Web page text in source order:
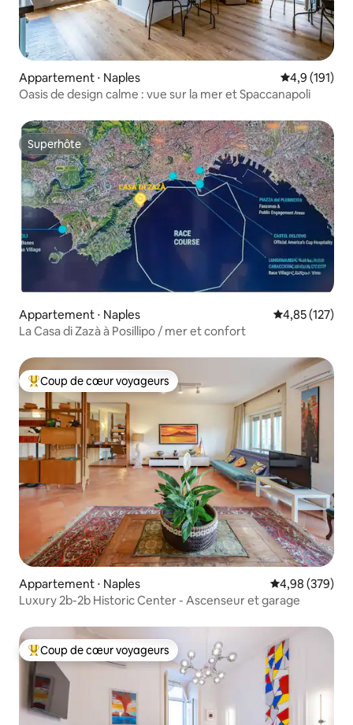
Appartement ⋅ Naples Évaluation
4,9 (191)
Oasis de design calme : vue sur la mer et Spaccanapoli
Superhôte
Superhôte
Appartement ⋅ Naples Évaluation
4,85 (127)
La Casa di Zazà à Posillipo / mer et confort
Coups de cœur voyageurs les plus appréciés
Coup de cœur voyageurs
Appartement ⋅ Naples Évaluation
4,98 (379)
Luxury 2b-2b Historic Center - Ascenseur et garage
Coups de cœur voyageurs les plus appréciés
Coup de cœur voyageurs